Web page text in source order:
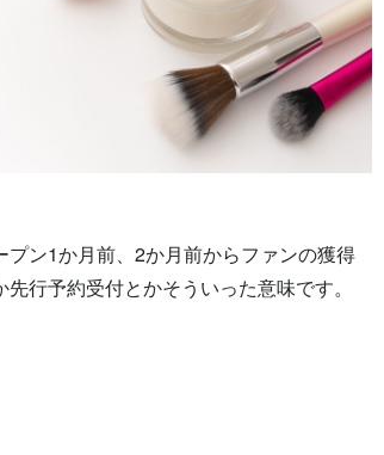
ン1か月前、2か月前からファンの獲得
行予約受付とかそういった意味です。